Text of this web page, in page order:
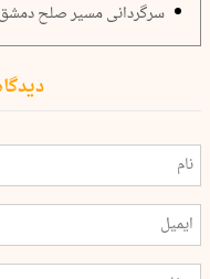
سرگردانی مسیر صلح